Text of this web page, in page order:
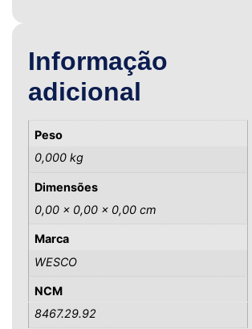
Informação
adicional
Peso
0,000 kg
Dimensões
0,00 × 0,00 × 0,00 cm
Marca
WESCO
NCM
8467.29.92